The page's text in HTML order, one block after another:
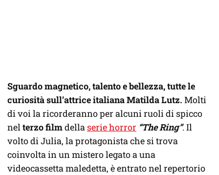
Sguardo magnetico, talento e bellezza, tutte le
curiosità sull’attrice italiana Matilda Lutz. Molti
di voi la ricorderanno per alcuni ruoli di spicco
nel terzo filmdella serie horror “The Ring”. Il
volto di Julia, la protagonista che si trova
coinvolta in un mistero legato a una
videocassetta maledetta, è entrato nel repertorio